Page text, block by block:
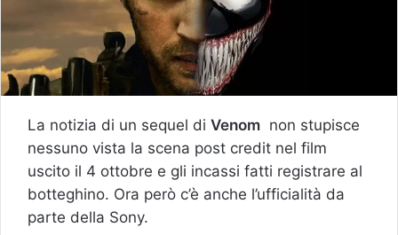
La notizia di un sequel di Venom non stupisce
nessuno vista la scena post credit nel film
uscito il 4 ottobre e gli incassi fatti registrare al
botteghino. Ora però c’è anche l’ufficialità da
parte della Sony.